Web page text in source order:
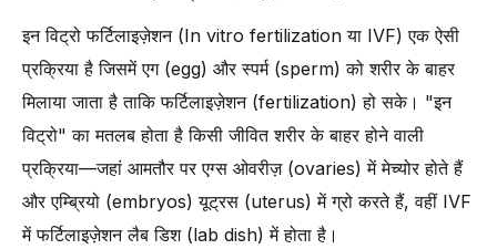
इन विट्रो फर्टिलाइज़ेशन (In vitro fertilization या IVF) एक ऐसी
प्रक्रिया है जिसमें एग (egg) और स्पर्म (sperm) को शरीर के बाहर
मिलाया जाता है ताकि फर्टिलाइज़ेशन (fertilization) हो सके। "इन
विट्रो" का मतलब होता है किसी जीवित शरीर के बाहर होने वाली
प्रक्रिया—जहां आमतौर पर एग्स ओवरीज़ (ovaries) में मेच्योर होते हैं
और एम्ब्रियो (embryos) यूट्रस (uterus) में ग्रो करते हैं, वहीं IVF
में फर्टिलाइज़ेशन लैब डिश (lab dish) में होता है।